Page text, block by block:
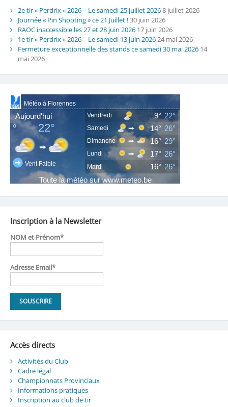
2e tir « Perdrix » 2026 – Le samedi 25 juillet 20268 juillet 2026
Journée « Pin Shooting » ce 21 Juillet !30 juin 2026
RAOC inaccessible les 27 et 28 juin 2026 17 juin 2026
1e tir « Perdrix » 2026 – Le samedi 13 juin 202624 mai 2026
Fermeture exceptionnelle des stands ce samedi 30 mai 2026 14
mai 2026
Inscription à la Newsletter
NOM et Prénom*
Adresse Email*
Accès directs
Activités du Club
Cadre légal
Championnats Provinciaux
Informations pratiques
Inscription au club de tir